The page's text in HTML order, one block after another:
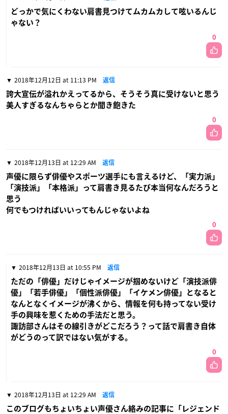
どっかで気にくわない肩書見つけてムカムカして呟いるんじ
ゃない？
0
2018年12月12日 at 11:13 PM 返信
誇大宣伝が溢れかえってるから、そうそう真に受けないと思う
美人すぎるなんちゃらとか聞き飽きた
0
2018年12月13日 at 12:29 AM 返信
声優に限らず俳優やスポーツ選手にも言えるけど、「実力派」
「演技派」「本格派」って肩書き見るたび本当何なんだろうと
思う
何でもつければいいってもんじゃないよね
0
2018年12月13日 at 10:55 PM 返信
ただの「俳優」だけじゃイメージが掴めないけど「演技派俳
優」「若手俳優」「個性派俳優」「イケメン俳優」となると
なんとなくイメージが沸くから、情報を何も持ってない受け
手の興味を惹くための手法だと思う。
諏訪部さんはその線引きがどこだろう？って話で肩書き自体
がどうのって訳ではない気がする。
0
2018年12月13日 at 12:29 AM 返信
このブログもちょいちょい声優さん絡みの記事に「レジェンド